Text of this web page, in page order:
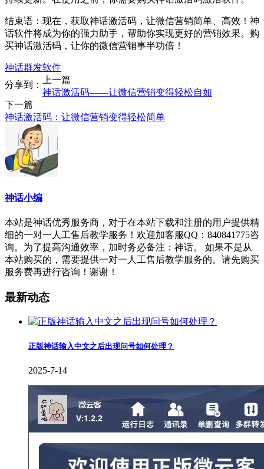
结束语：现在，获取神话激活码，让微信营销简单、高效！神
话软件将成为你的强力助手，帮助你实现更好的营销效果。购
买神话激活码，让你的微信营销事半功倍！
神话群发软件
分享到：
上一篇
神话激活码——让微信营销变得轻松自如
下一篇
神话激活码：让微信营销变得轻松简单
神话小编
本站是神话优秀服务商，对于在本站下载和注册的用户提供精
细的一对一人工售后教学服务！欢迎加客服QQ：840841775咨
询。为了提高沟通效率，加时务必备注：神话。 如果不是从
本站购买的，需要提供一对一人工售后教学服务的。请先购买
服务费再进行咨询！谢谢！
最新动态
正版神话输入中文之后出现问号如何处理？
2025-7-14